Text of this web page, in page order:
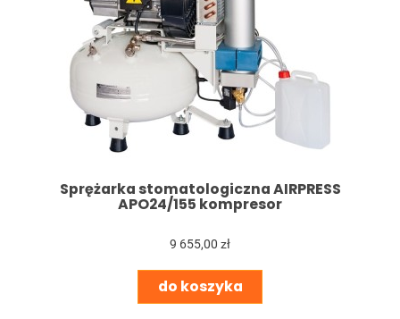
Sprężarka stomatologiczna AIRPRESS
APO24/155 kompresor
9 655,00 zł
do koszyka